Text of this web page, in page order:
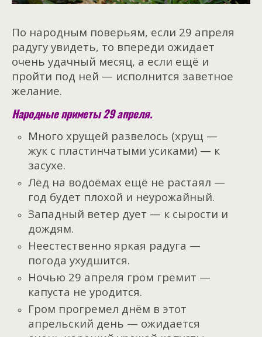
По народным поверьям, если 29 апреля
радугу увидеть, то впереди ожидает
очень удачный месяц, а если ещё и
пройти под ней — исполнится заветное
желание.
Народные приметы 29 апреля.
Много хрущей развелось (хрущ —
жук с пластинчатыми усиками) — к
засухе.
Лёд на водоёмах ещё не растаял —
год будет плохой и неурожайный.
Западный ветер дует — к сырости и
дождям.
Неестественно яркая радуга —
погода ухудшится.
Ночью 29 апреля гром гремит —
капуста не уродится.
Гром прогремел днём в этот
апрельский день — ожидается